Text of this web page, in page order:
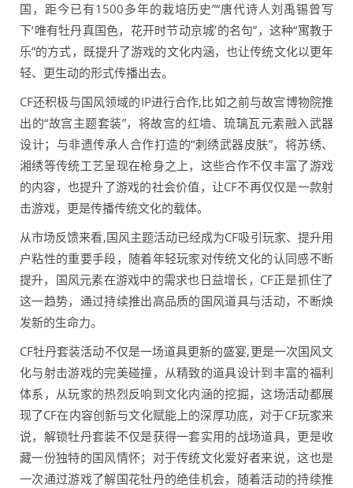
国，距今已有1500多年的栽培历史”“唐代诗人刘禹锡曾写
下‘唯有牡丹真国色，花开时节动京城’的名句”，这种“寓教于
乐”的方式，既提升了游戏的文化内涵，也让传统文化以更年
轻、更生动的形式传播出去。
CF还积极与国风领域的IP进行合作,比如之前与故宫博物院推
出的“故宫主题套装”，将故宫的红墙、琉璃瓦元素融入武器
设计；与非遗传承人合作打造的“刺绣武器皮肤”，将苏绣、
湘绣等传统工艺呈现在枪身之上，这些合作不仅丰富了游戏
的内容，也提升了游戏的社会价值，让CF不再仅仅是一款射
击游戏，更是传播传统文化的载体。
从市场反馈来看,国风主题活动已经成为CF吸引玩家、提升用
户粘性的重要手段，随着年轻玩家对传统文化的认同感不断
提升，国风元素在游戏中的需求也日益增长，CF正是抓住了
这一趋势，通过持续推出高品质的国风道具与活动，不断焕
发新的生命力。
CF牡丹套装活动不仅是一场道具更新的盛宴,更是一次国风文
化与射击游戏的完美碰撞，从精致的道具设计到丰富的福利
体系，从玩家的热烈反响到文化内涵的挖掘，这场活动都展
现了CF在内容创新与文化赋能上的深厚功底，对于CF玩家来
说，解锁牡丹套装不仅是获得一套实用的战场道具，更是收
藏一份独特的国风情怀；对于传统文化爱好者来说，这也是
一次通过游戏了解国花牡丹的绝佳机会，随着活动的持续推